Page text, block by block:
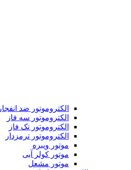
الکتروموتور ضد انفجار
الکتروموتور سه فاز
الکتروموتور تک فاز
الکتروموتور ترمزدار
موتور ویبره
موتور کولر آبی
موتور مشعل